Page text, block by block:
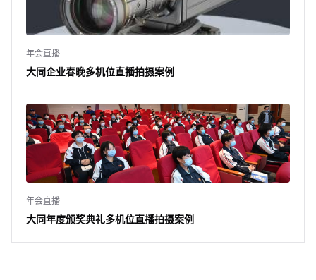
年会直播
大同企业春晚多机位直播拍摄案例
年会直播
大同年度颁奖典礼多机位直播拍摄案例